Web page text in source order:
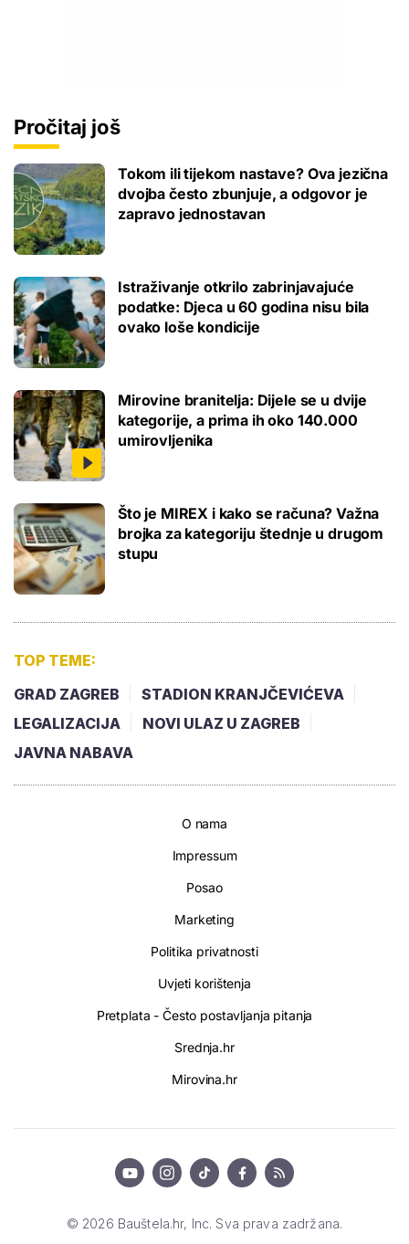
Pročitaj još
Tokom ili tijekom nastave? Ova jezična
dvojba često zbunjuje, a odgovor je
zapravo jednostavan
Istraživanje otkrilo zabrinjavajuće
podatke: Djeca u 60 godina nisu bila
ovako loše kondicije
Mirovine branitelja: Dijele se u dvije
kategorije, a prima ih oko 140.000
umirovljenika
Što je MIREX i kako se računa? Važna
brojka za kategoriju štednje u drugom
stupu
TOP TEME:
GRAD ZAGREB
STADION KRANJČEVIĆEVA
LEGALIZACIJA
NOVI ULAZ U ZAGREB
JAVNA NABAVA
O nama
Impressum
Posao
Marketing
Politika privatnosti
Uvjeti korištenja
Pretplata - Često postavljanja pitanja
Srednja.hr
Mirovina.hr
© 2026 Bauštela.hr, Inc. Sva prava zadržana.